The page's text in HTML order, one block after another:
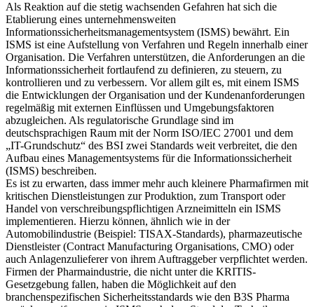
Als Reaktion auf die stetig wachsenden Gefahren hat sich die
Etablierung eines unternehmensweiten
Informationssicherheitsmanagementsystem (ISMS) bewährt. Ein
ISMS ist eine Aufstellung von Verfahren und Regeln innerhalb einer
Organisation. Die Verfahren unterstützen, die Anforderungen an die
Informationssicherheit fortlaufend zu definieren, zu steuern, zu
kontrollieren und zu verbessern. Vor allem gilt es, mit einem ISMS
die Entwicklungen der Organisation und der Kundenanforderungen
regelmäßig mit externen Einflüssen und Umgebungsfaktoren
abzugleichen. Als regulatorische Grundlage sind im
deutschsprachigen Raum mit der Norm ISO/IEC 27001 und dem
„IT-Grundschutz“ des BSI zwei Standards weit verbreitet, die den
Aufbau eines Managementsystems für die Informationssicherheit
(ISMS) beschreiben.
Es ist zu erwarten, dass immer mehr auch kleinere Pharmafirmen mit
kritischen Dienstleistungen zur Produktion, zum Transport oder
Handel von verschreibungspflichtigen Arzneimitteln ein ISMS
implementieren. Hierzu können, ähnlich wie in der
Automobilindustrie (Beispiel: TISAX-Standards), pharmazeutische
Dienstleister (Contract Manufacturing Organisations, CMO) oder
auch Anlagenzulieferer von ihrem Auftraggeber verpflichtet werden.
Firmen der Pharmaindustrie, die nicht unter die KRITIS-
Gesetzgebung fallen, haben die Möglichkeit auf den
branchenspezifischen Sicherheitsstandards wie den B3S Pharma